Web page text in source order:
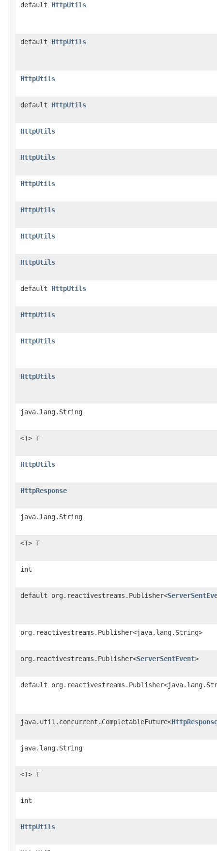
default HttpUtils
default HttpUtils
HttpUtils
default HttpUtils
HttpUtils
HttpUtils
HttpUtils
HttpUtils
HttpUtils
HttpUtils
default HttpUtils
HttpUtils
HttpUtils
HttpUtils
java.lang.String
<T> T
HttpUtils
HttpResponse
java.lang.String
<T> T
int
default org.reactivestreams.Publisher<
org.reactivestreams.Publisher<java.lang.String>
org.reactivestreams.Publisher<ServerSentEvent>
default
java.util.concurrent.CompletableFuture<
java.lang.String
<T> T
int
HttpUtils